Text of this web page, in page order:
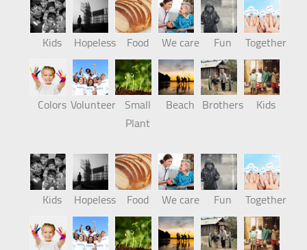
Together
Fun
We care
Food
Hopeless
Kids
Kids
Brothers
Beach
Small
Plant
Volunteer
Colors
Together
Fun
We care
Food
Hopeless
Kids